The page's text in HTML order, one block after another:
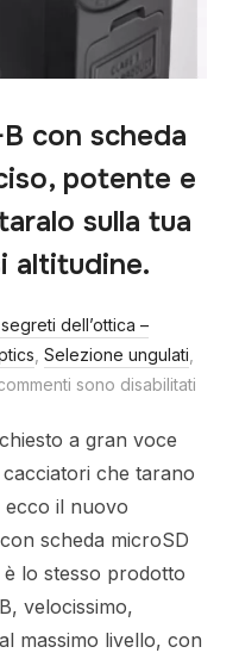
con scheda
potente e
sulla tua
altitudine.
dell’ottica –
Selezione ungulati
sono disabilitati
a gran voce
che tarano
ecco il nuovo
scheda microSD
lo stesso prodotto
velocissimo,
massimo livello, con